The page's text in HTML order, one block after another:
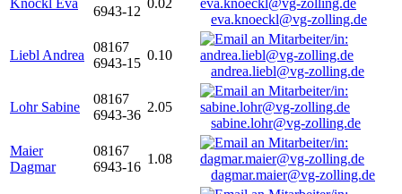
Knöckl Eva
6943-12
0.02
eva.knoeckl@vg-zolling.de
Liebl Andrea
08167
6943-15
0.10
andrea.liebl@vg-zolling.de
Lohr Sabine
08167
6943-36
2.05
sabine.lohr@vg-zolling.de
Maier
Dagmar
08167
6943-16
1.08
dagmar.maier@vg-zolling.de